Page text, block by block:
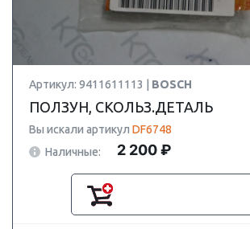
Артикул: 9411611113 | BOSCH
ПОЛЗУН, СКОЛЬЗ.ДЕТАЛЬ
Вы искали артикул DF6748
Наличные:
2 200 ₽